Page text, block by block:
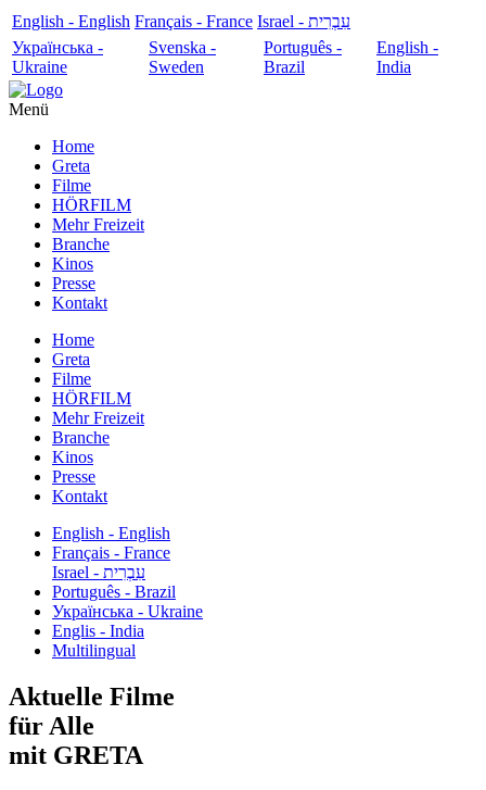
English - English Français - France
עִבְרִית - Israel
Українська -
Ukraine
Svenska -
Sweden
Português -
Brazil
English -
India
Menü
Home
Greta
Filme
HÖRFILM
Mehr Freizeit
Branche
Kinos
Presse
Kontakt
Home
Greta
Filme
HÖRFILM
Mehr Freizeit
Branche
Kinos
Presse
Kontakt
English - English
Français - France
עִבְרִית - Israel
Português - Brazil
Українська - Ukraine
Englis - India
Multilingual
Aktuelle Filme
für Alle
mit GRETA